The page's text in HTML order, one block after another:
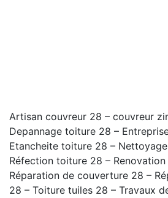
Artisan couvreur 28 – couvreur
Depannage toiture 28 –
Etancheite toiture 28 –
Réfection toiture 28 –
Réparation de couverture 28 –
28 – Toiture tuiles 28 – Travaux